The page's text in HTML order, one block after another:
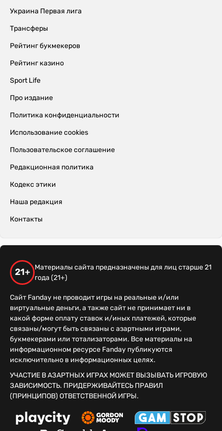
Украина Первая лига
Трансферы
Рейтинг букмекеров
Рейтинг казино
Sport Life
Про издание
Политика конфиденциальности
Использование cookies
Пользовательское соглашение
Редакционная политика
Кодекс этики
Наша редакция
Контакты
21+
Материалы сайта предназначены для лиц старше 21
года (21+)
Сайт Fanday не проводит игры на реальные и/или
виртуальные деньги, а также сайт не принимает ни в
какой форме оплату ставок и/иных платежей, которые
связаны/могут быть связаны с азартными играми,
букмекерами или тотализаторами. Все материалы на
информационном ресурсе Fanday публикуются
исключительно в информационных целях.
УЧАСТИЕ В АЗАРТНЫХ ИГРАХ МОЖЕТ ВЫЗЫВАТЬ ИГРОВУЮ
ЗАВИСИМОСТЬ. ПРИДЕРЖИВАЙТЕСЬ ПРАВИЛ
(ПРИНЦИПОВ) ОТВЕТСТВЕННОЙ ИГРЫ.